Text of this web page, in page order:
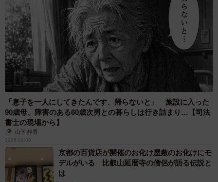
ら…1年で120個の新しいことができるよ！」と。
―作品のなかで、お気に入りのシーンはありますか？
5ページ1コマ目の、誕生日になった瞬間の縦長の構図の絵
が気に入っているのと、その後に続く年齢確認のボタンを
初めて押す（それを店員が見守っている）シーンがほっこ
りとしていて好きです。
＜鮎さん関連情報＞
▽X（旧Twitter）
https://x.com/ilikeTarako
▽pixiv
https://www.pixiv.net/users/19126285
「息子を一人にしてきたんです、帰らないと」 施設に入った
90歳母、障害のある60歳次男との暮らしは行き詰まり…【司法
書士の現場から】
山下 静香
2026.08.08
京都の百貨店が開催のお化け屋敷のお化けにモ
デルがいる 比叡山延暦寺の僧侶が語る伝説と
は